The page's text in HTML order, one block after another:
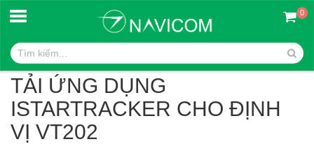
0
Trang chủ
TẢI ỨNG DỤNG ISTARTRACKER CHO ĐỊNH VỊ VT202
TẢI ỨNG DỤNG
ISTARTRACKER CHO ĐỊNH
VỊ VT202